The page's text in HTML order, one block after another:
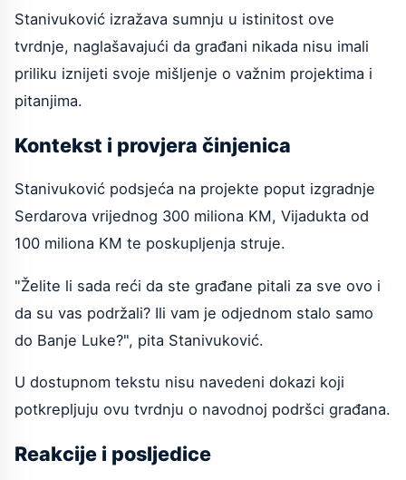
Stanivuković izražava sumnju u istinitost ove
tvrdnje, naglašavajući da građani nikada nisu imali
priliku iznijeti svoje mišljenje o važnim projektima i
pitanjima.
Kontekst i provjera činjenica
Stanivuković podsjeća na projekte poput izgradnje
Serdarova vrijednog 300 miliona KM, Vijadukta od
100 miliona KM te poskupljenja struje.
"Želite li sada reći da ste građane pitali za sve ovo i
da su vas podržali? Ili vam je odjednom stalo samo
do Banje Luke?", pita Stanivuković.
U dostupnom tekstu nisu navedeni dokazi koji
potkrepljuju ovu tvrdnju o navodnoj podršci građana.
Reakcije i posljedice